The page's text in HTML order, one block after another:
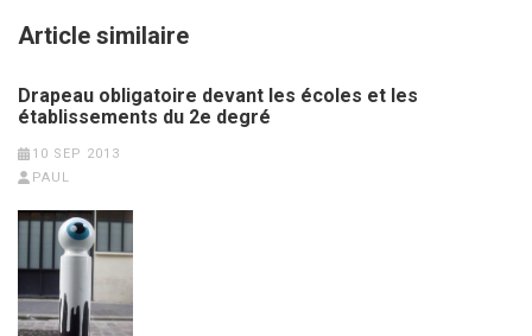
Article similaire
Drapeau obligatoire devant les écoles et les
établissements du 2e degré
10 SEP 2013
PAUL